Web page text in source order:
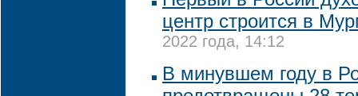
центр строится в
2022 года, 14:12
В минувшем году в